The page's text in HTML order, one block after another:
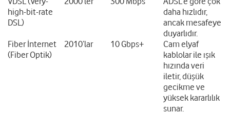
high-bit-rate
DSL)
daha hızlıdır,
ancak mesafeye
duyarlıdır.
Fiber İnternet
(Fiber Optik)
2010’lar 10 Gbps+
Cam elyaf
kablolar ile ışık
hızında veri
iletir, düşük
gecikme ve
yüksek kararlılık
sunar.